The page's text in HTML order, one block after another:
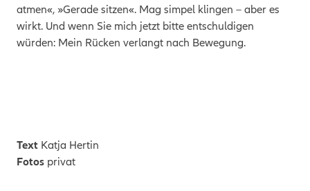
atmen«, »Gerade sitzen«. Mag simpel klingen – aber es
wirkt. Und wenn Sie mich jetzt bitte entschuldigen
würden: Mein Rücken verlangt nach Bewegung.
Text Katja Hertin
Fotos privat